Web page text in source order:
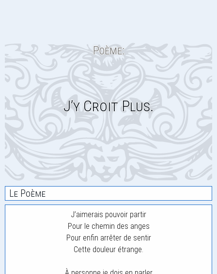
Poème:
J’y Croit Plus.
Le Poème
J’aimerais pouvoir partir
Pour le chemin des anges
Pour enfin arrêter de sentir
Cette douleur étrange.